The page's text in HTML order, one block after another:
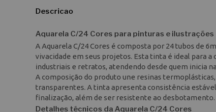
Descricao
Aquarela C/24 Cores para pinturas e ilustrações
A Aquarela C/24 Cores é composta por 24 tubos de
vivacidade em seus projetos. Esta tinta é ideal para
industriais e retratos, atendendo desde quem inicia
A composição do produto une resinas
transparentes. A tinta apresenta consistência
finalização, além de ser resistente ao desbotamento.
Detalhes técnicos da Aquarela C/24 Cores